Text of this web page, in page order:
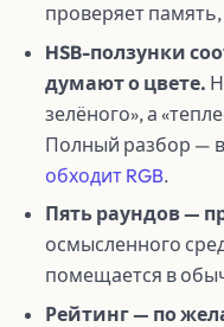
проверяет
HSB-ползунки
думают о цвете.
зелёного», а
Полный разбор —
обходит RGB.
Пять раундов —
осмысленного
помещается в
Рейтинг — по